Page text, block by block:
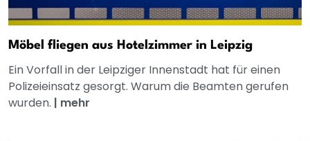
Möbel fliegen aus Hotelzimmer in Leipzig
Ein Vorfall in der Leipziger Innenstadt hat für einen
Polizeieinsatz gesorgt. Warum die Beamten gerufen
wurden. | mehr